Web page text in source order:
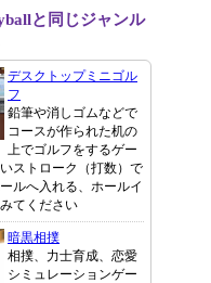
と同じジャンル
デスクトップミニゴル
フ
鉛筆や消しゴムなどで
コースが作られた机の
上でゴルフをするゲー
ストローク（打数）で
ルへ入れる、ホールイ
てください
暗黒相撲
相撲、力士育成、恋愛
シミュレーションゲー